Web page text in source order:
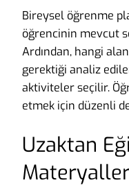
Bireysel öğrenme
öğrencinin mevcut
Ardından, hangi
gerektiği analiz
aktiviteler seçilir.
etmek için düzenli
Uzaktan